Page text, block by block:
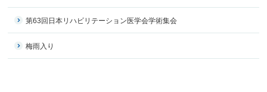
第63回日本リハビリテーション医学会学術集会
梅雨入り